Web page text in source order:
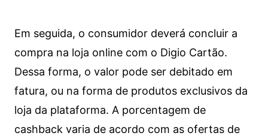
Em seguida, o consumidor deverá concluir a
compra na loja online com o Digio Cartão.
Dessa forma, o valor pode ser debitado em
fatura, ou na forma de produtos exclusivos da
loja da plataforma. A porcentagem de
cashback varia de acordo com as ofertas de